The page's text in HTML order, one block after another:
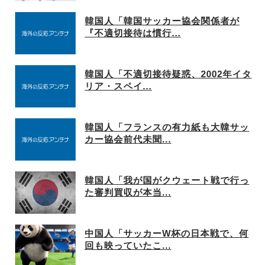
韓国人「韓国サッカー協会関係者が
『不適切接待は慣行...
韓国人「不適切接待疑惑、2002年イタ
リア・スペイ...
韓国人「フランスの有力紙も大韓サッ
カー協会前代未聞...
韓国人「我が国がクウェート戦で行っ
た審判買収が本当...
中国人「サッカーW杯の日本戦で、何
回も映っていたこ...